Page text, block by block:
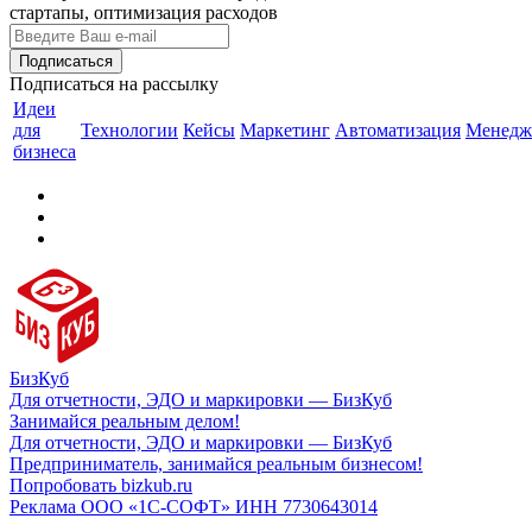
стартапы, оптимизация расходов
Подписаться на рассылку
Идеи
для
бизнеса
Технологии Кейсы Маркетинг Автоматизация
БизКуб
Для отчетности, ЭДО и маркировки — БизКуб
Занимайся реальным делом!
Для отчетности, ЭДО и маркировки — БизКуб
Предприниматель, занимайся реальным бизнесом!
Попробовать bizkub.ru
Реклама ООО «1С-СОФТ» ИНН 7730643014